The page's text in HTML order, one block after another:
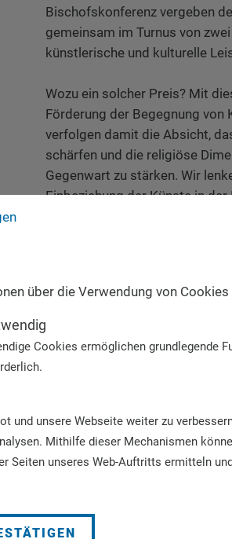
Bischofskonferenz vergeben
gemeinsam im Turnus von
künstlerische und kulturelle
Wozu ein solcher Preis? Mit
Förderung der Begegnung von
verfolgen damit die Absicht,
schärfen und die religiöse
Gegenwart zu stärken. Wir
Einbeziehung der Künste in
kirchlichen Erbes hinaus.
in ihrer auf Gottesdienst oder
werden. Denn auch dort, wo
Lebens werden darin
somit wichtige Elemente des
dar.In ihrer
Selbstvergewisserung wie der
Welt der Zwänge,
Freiheit ein – ein Ausblick auf
über die Verwendung von
Cookies ermöglichen grundlegende
und unsere Webseite weiter zu
Mithilfe dieser Mechanismen
Seiten unseres Web-Auftritts ermitteln